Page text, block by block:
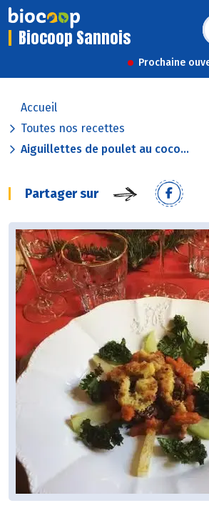
Biocoop Sannois
Prochaine
Accueil
Toutes nos recettes
Aiguillettes de poulet au coco...
Partager sur